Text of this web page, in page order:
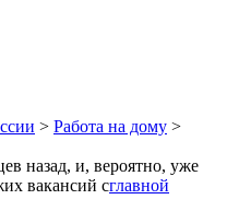
> Работа на дому >
назад, и, вероятно, уже
вакансий сглавной